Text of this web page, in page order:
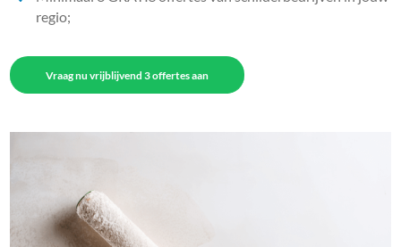
regio;
Vraag nu vrijblijvend 3 offertes aan